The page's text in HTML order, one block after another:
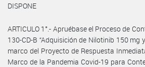
DISPONE
ARTICULO 1°.- Apruébase el Proceso de
130-CD-B “Adquisición de Nilotinib 150 mg
marco del Proyecto de Respuesta
Marco de la Pandemia Covid-19 para